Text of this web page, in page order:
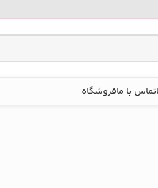
تماس با مافروشگاه